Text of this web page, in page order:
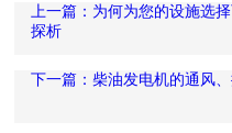
上一篇：为何为您的设施选
探析
下一篇：柴油发电机的通风